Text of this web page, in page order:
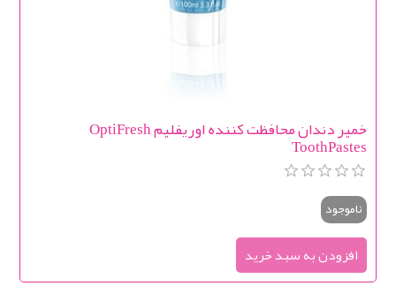
خمیر دندان محافظت كننده اوریفلیم OptiFresh
ToothPastes
ناموجود